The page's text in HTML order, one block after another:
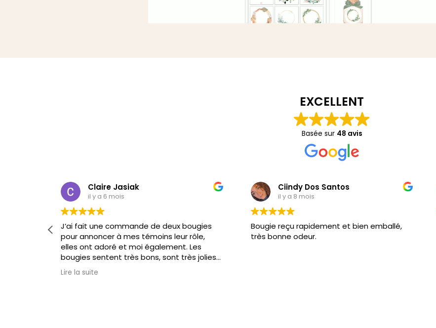
EXCELLENT
Basée sur 48 avis
Claire Jasiak
il y a 6 mois
J’ai fait une commande de deux bougies
pour annoncer à mes témoins leur rôle,
elles ont adoré et moi également. Les
bougies sentent très bons, sont très jolies
et quali. Je recommande !
Lire la suite
Ciindy Dos Santos
il y a 8 mois
Bougie reçu rapidement et bien emballé,
très bonne odeur.